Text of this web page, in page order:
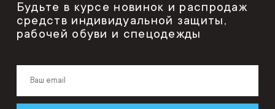
Будьте в курсе новинок и распродаж
средств индивидуальной защиты,
рабочей обуви и спецодежды